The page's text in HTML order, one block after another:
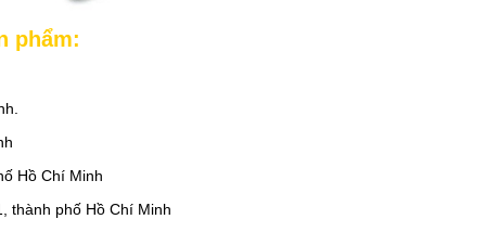
phẩm:
Hồ Chí Minh
thành phố Hồ Chí Minh